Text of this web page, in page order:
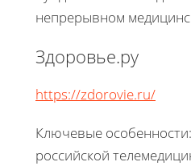
непрерывном
Здоровье.ру
https://zdorovie.ru/
Ключевые
российской